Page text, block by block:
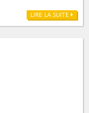
LIRE LA SUITE